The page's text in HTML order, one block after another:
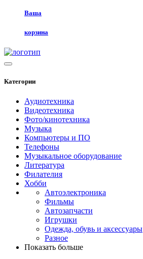
Ваша
корзина
Категории
Аудиотехника
Видеотехника
Фото/кинотехника
Музыка
Компьютеры и ПО
Телефоны
Музыкальное оборудование
Литература
Филателия
Хобби
Автоэлектроника
Фильмы
Автозапчасти
Игрушки
Одежда, обувь и аксессуары
Разное
Показать больше